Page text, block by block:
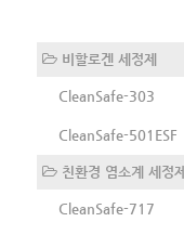
비할로겐 세정제
CleanSafe-303
CleanSafe-501ESF
친환경 염소계 세정제
CleanSafe-717